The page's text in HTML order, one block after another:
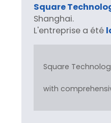
Square
Shanghai.
L'entreprise a été
Square
with